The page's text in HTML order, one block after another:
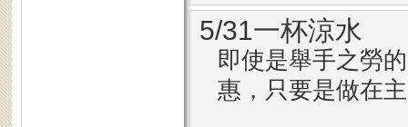
5/31一杯涼水
即使是舉手之勞
惠，只要是做在